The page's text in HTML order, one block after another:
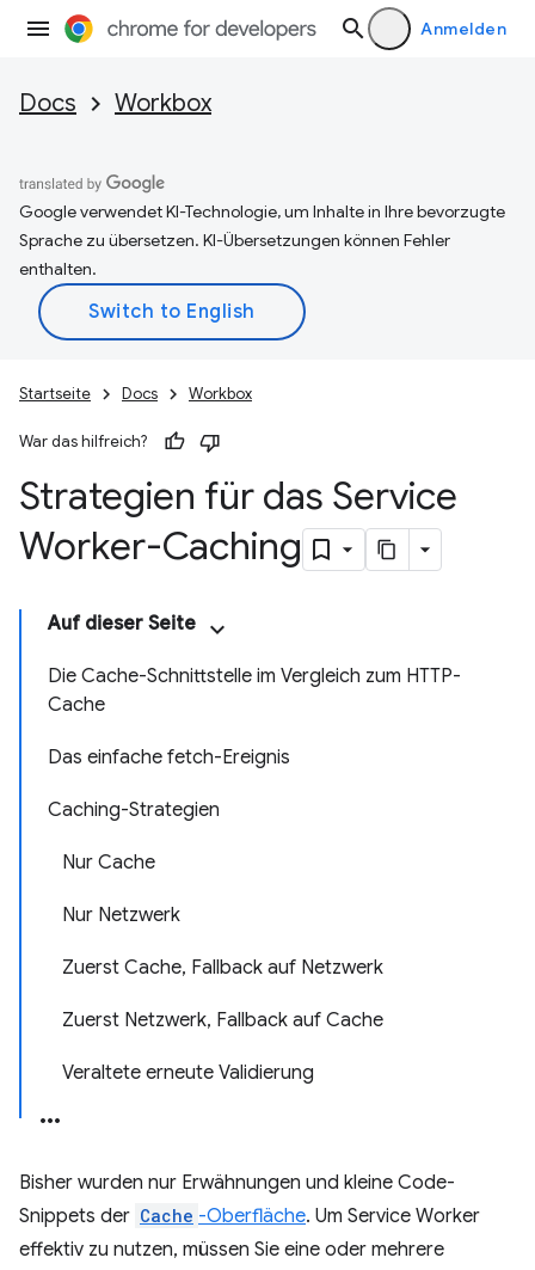
Anmelden
Docs Workbox
Google verwendet KI-Technologie, um Inhalte in Ihre bevorzugte
Sprache zu übersetzen. KI-Übersetzungen können Fehler
enthalten.
Startseite Docs Workbox
War das hilfreich?
Strategien für das Service
Worker-Caching
Auf dieser Seite
Die Cache-Schnittstelle im Vergleich zum HTTP-
Cache
Das einfache fetch-Ereignis
Caching-Strategien
Nur Cache
Nur Netzwerk
Zuerst Cache, Fallback auf Netzwerk
Zuerst Netzwerk, Fallback auf Cache
Veraltete erneute Validierung
Bisher wurden nur Erwähnungen und kleine Code-
Snippets der Cache -Oberfläche. Um Service Worker
effektiv zu nutzen, müssen Sie eine oder mehrere